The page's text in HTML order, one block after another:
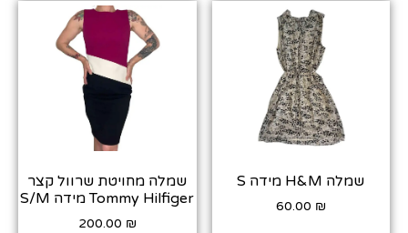
שמלה H&M מידה S
60.00 ₪
שמלה מחויטת שרוול קצר
Tommy Hilfiger מידה S/M
200.00 ₪